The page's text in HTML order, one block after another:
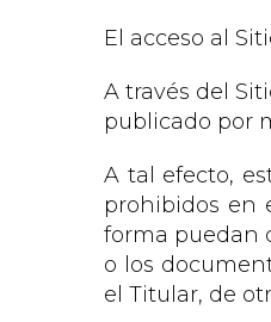
El acceso al
A través del
publicado por
A tal efecto,
prohibidos en
forma puedan
o los
el Titular, de